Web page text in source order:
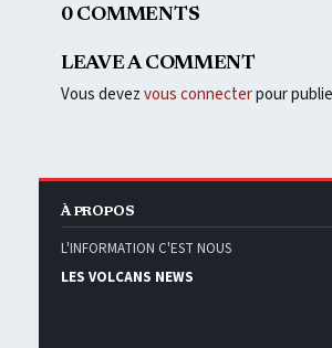
0 COMMENTS
LEAVE A COMMENT
Vous devezvous connecterpour
À PROPOS
L'INFORMATION C'EST NOUS
LES VOLCANS NEWS